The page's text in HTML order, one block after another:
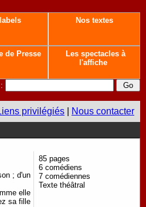
Nos textes
de Presse
Les spectacles à
l'affiche
:
privilégiés Nous contacter
; d'un
elle
sa fille
85 pages
6 comédiens
7 comédiennes
Texte théâtral